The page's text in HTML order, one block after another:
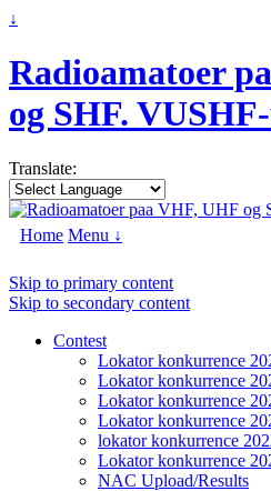
↓
Radioamatoer
og SHF.
Translate:
Home Menu ↓
Skip to primary content
Skip to secondary content
Contest
Lokator konkurrence
Lokator konkurrence
Lokator konkurrence
Lokator konkurrence
lokator konkurrence
Lokator konkurrence
NAC Upload/Results